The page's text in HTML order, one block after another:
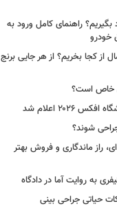
راهنمای کامل ورود به
خودرو
از کجا بخریم؟ از هر جایی برنج
خاص است؟
۲۰۲۶ اعلام شد
شوند؟
راز ماندگاری و فروش بهتر
به روایت آما در دادگاه
حیاتی جراحی بینی